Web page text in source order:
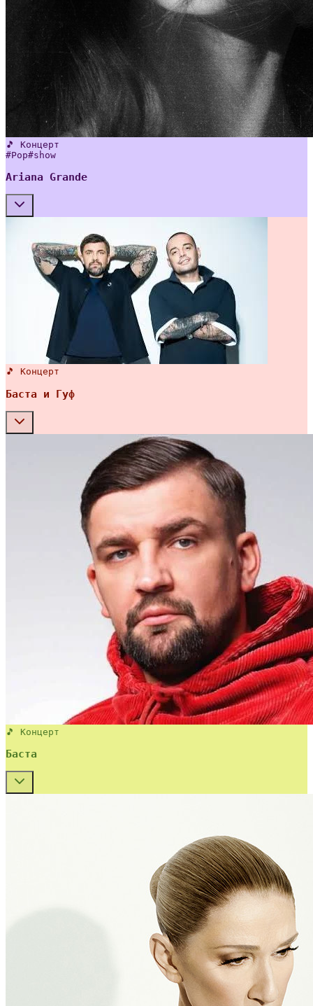
🎵 Концерт
#Pop#show
Ariana Grande
🎵 Концерт
Баста и Гуф
🎵 Концерт
Баста